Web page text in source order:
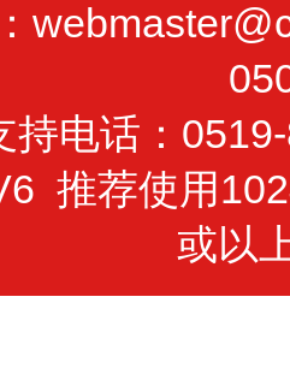
持电话：
推荐使用
或以